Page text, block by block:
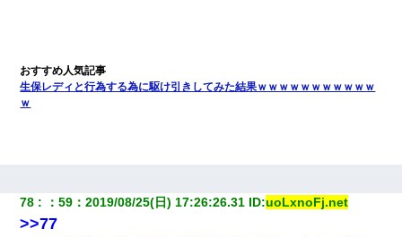
生保レディと行為する為に駆け引きしてみた結果ｗｗｗｗｗｗｗｗｗｗｗ
ｗ
78 ：59 ：2019/08/25(日) 17:26:26.31 ID:uoLxnoFj.net
>>77